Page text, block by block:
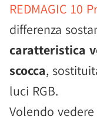
REDMAGIC 10
differenza
caratteristica
scocca,
luci RGB.
Volendo